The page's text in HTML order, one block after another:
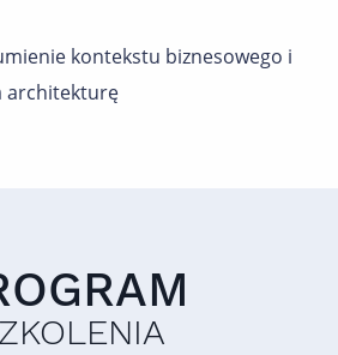
kontekstu biznesowego i
architekturę